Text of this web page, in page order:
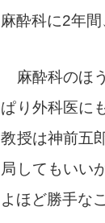
麻酔科に2年間
麻酔科のほ
ぱり外科医に
教授は神前五
局してもいい
よほど勝手な